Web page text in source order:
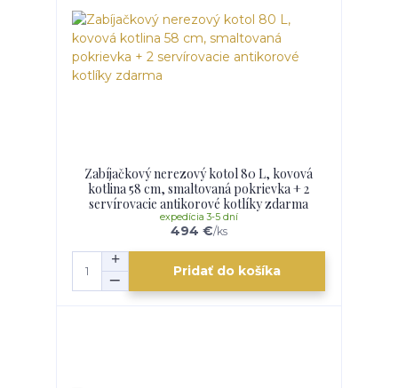
Zabíjačkový nerezový kotol 80 L, kovová
kotlina 58 cm, smaltovaná pokrievka + 2
servírovacie antikorové kotlíky zdarma
494 €/ks
expedícia 3-5 dní
Pridať do košíka